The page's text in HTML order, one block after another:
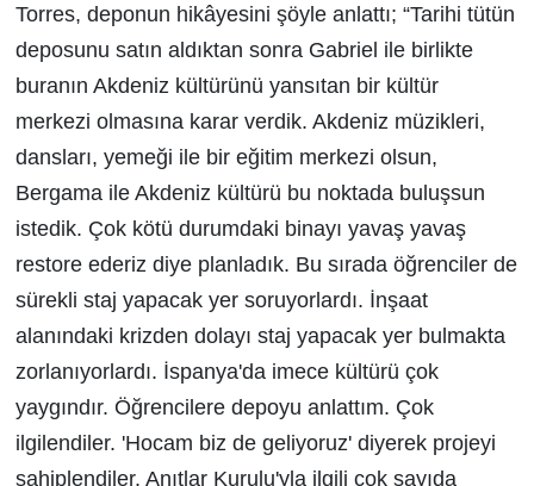
Torres, deponun hikâyesini şöyle anlattı; “Tarihi tütün
deposunu satın aldıktan sonra Gabriel ile birlikte
buranın Akdeniz kültürünü yansıtan bir kültür
merkezi olmasına karar verdik. Akdeniz müzikleri,
dansları, yemeği ile bir eğitim merkezi olsun,
Bergama ile Akdeniz kültürü bu noktada buluşsun
istedik. Çok kötü durumdaki binayı yavaş yavaş
restore ederiz diye planladık. Bu sırada öğrenciler de
sürekli staj yapacak yer soruyorlardı. İnşaat
alanındaki krizden dolayı staj yapacak yer bulmakta
zorlanıyorlardı. İspanya'da imece kültürü çok
yaygındır. Öğrencilere depoyu anlattım. Çok
ilgilendiler. 'Hocam biz de geliyoruz' diyerek projeyi
sahiplendiler. Anıtlar Kurulu'yla ilgili çok sayıda